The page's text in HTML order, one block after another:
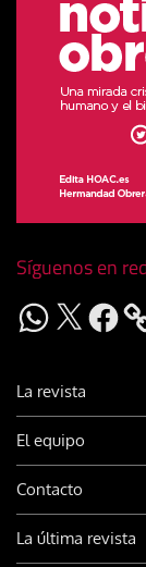
Síguenos en
WhatsApp
X Facebook
La revista
El equipo
Contacto
La última revista